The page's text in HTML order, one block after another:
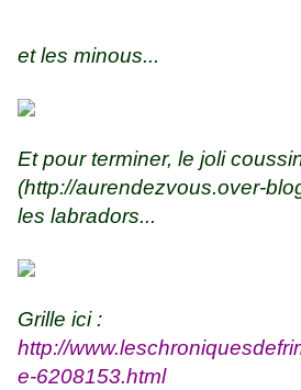
et les minous...
Et pour terminer, le joli
(http://aurendezvous.over-
les labradors...
Grille ici :
http://
e-6208153.html